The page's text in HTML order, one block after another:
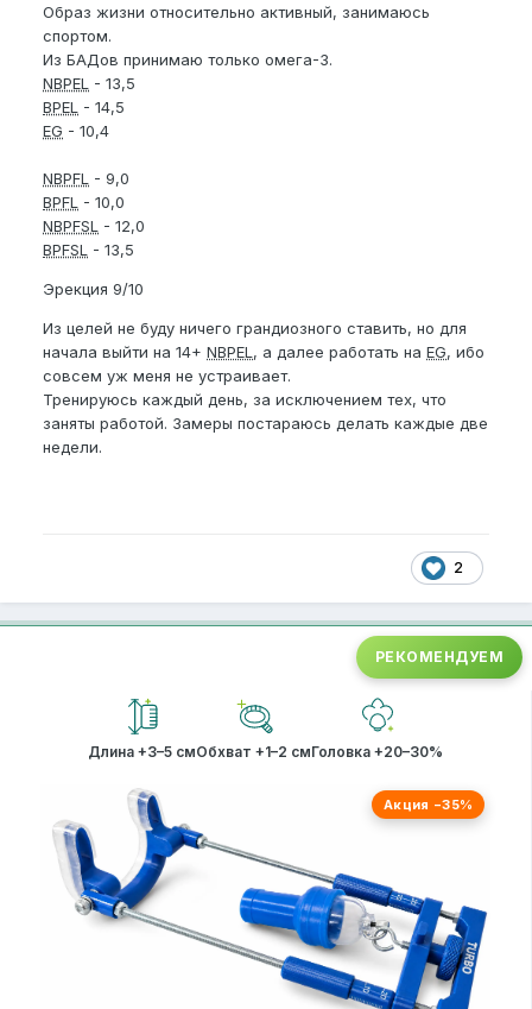
Образ жизни относительно активный, занимаюсь
спортом.
Из БАДов принимаю только омега-3.
NBPEL
- 13,5
BPEL
- 14,5
EG - 10,4
NBPFL
- 9,0
BPFL
- 10,0
NBPFSL
- 12,0
BPFSL
- 13,5
Эрекция 9/10
Из целей не буду ничего грандиозного ставить, но для
начала выйти на 14+ NBPEL , а далее работать на EG, ибо
совсем уж меня не устраивает.
Тренируюсь каждый день, за исключением тех, что
заняты работой. Замеры постараюсь делать каждые две
недели.
2
РЕКОМЕНДУЕМ
Длина +3–5 смОбхват +1–2 смГоловка +20–30%
Акция −35%